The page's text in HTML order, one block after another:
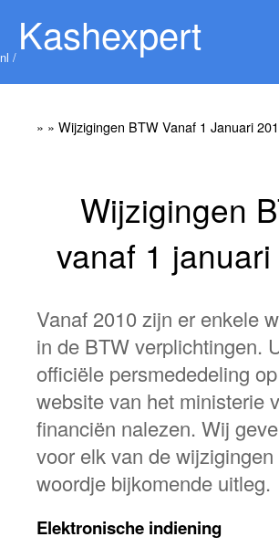
Kashexpert
nl /
» » Wijzigingen BTW Vanaf 1 Januari
Wijzigingen
vanaf 1
Vanaf 2010 zijn er enkele
in de BTW verplichtingen.
officiële persmededeling
website van het ministerie
financiën nalezen. Wij
voor elk van de wijzigingen
woordje bijkomende uitleg.
Elektronische indiening